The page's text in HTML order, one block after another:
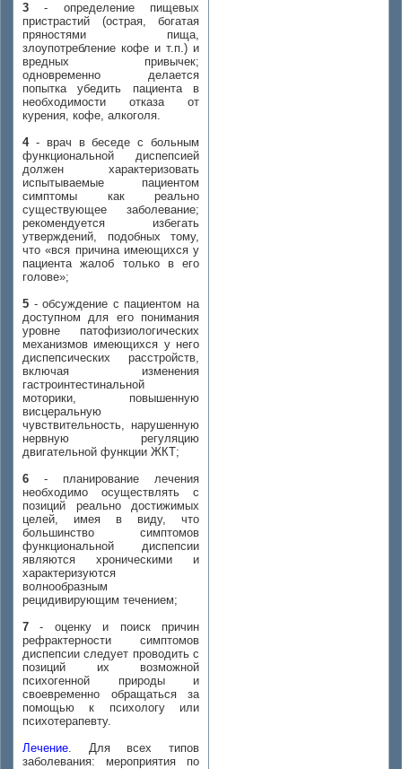
3 - определение пищевых
пристрастий (острая, богатая
пряностями пища,
злоупотребление кофе и т.п.) и
вредных привычек;
одновременно делается
попытка убедить пациента в
необходимости отказа от
курения, кофе, алкоголя.
4- врач в беседе с больным
функциональной диспепсией
должен характеризовать
испытываемые пациентом
симптомы как реально
существующее заболевание;
рекомендуется избегать
утверждений, подобных тому,
что «вся причина имеющихся у
пациента жалоб только в его
голове»;
5 - обсуждение с пациентом на
доступном для его понимания
уровне патофизиологических
механизмов имеющихся у него
диспепсических расстройств,
включая изменения
гастроинтестинальной
моторики, повышенную
висцеральную
чувствительность, нарушенную
нервную регуляцию
двигательной функции ЖКТ;
6 - планирование лечения
необходимо осуществлять с
позиций реально достижимых
целей, имея в виду, что
большинство симптомов
функциональной диспепсии
являются хроническими и
характеризуются
волнообразным
рецидивирующим течением;
7 - оценку и поиск причин
рефрактерности симптомов
диспепсии следует проводить с
позиций их возможной
психогенной природы и
своевременно обращаться за
помощью к психологу или
психотерапевту.
Лечение. Для всех типов
заболевания: мероприятия по